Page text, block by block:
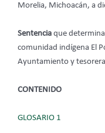
Morelia, Michoacán, a
Sentencia que
comunidad indígena El
Ayuntamiento y
CONTENIDO
GLOSARIO 1